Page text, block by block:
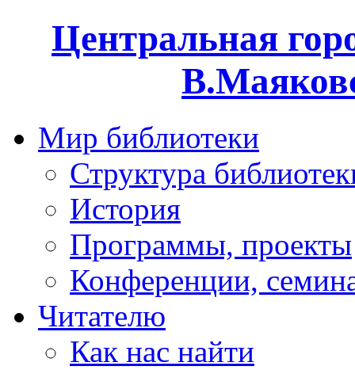
Центральная
Мир библиотеки
Структура
История
Программы, проекты
Конференции,
Читателю
Как нас найти